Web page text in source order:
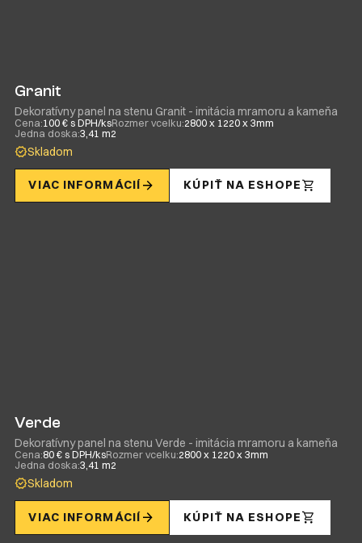
Granit
Dekoratívny panel na stenu Granit - imitácia mramoru a kameňa
Cena:100 € s DPH/ksRozmer vcelku:2800 x 1220 x 3mm
Jedna doska:3,41 m2
Skladom
VIAC INFORMÁCIÍ KÚPIŤ NA ESHOPE
Verde
Dekoratívny panel na stenu Verde - imitácia mramoru a kameňa
Cena:80 € s DPH/ksRozmer vcelku:2800 x 1220 x 3mm
Jedna doska:3,41 m2
Skladom
VIAC INFORMÁCIÍ KÚPIŤ NA ESHOPE